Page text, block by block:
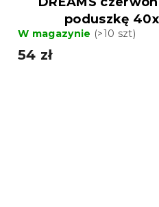
poduszkę
W magazynie (>10 szt)
54 zł